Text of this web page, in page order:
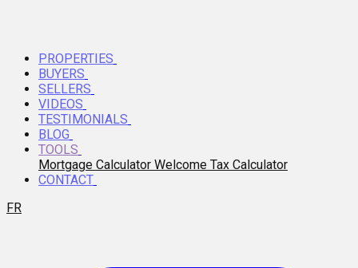
PROPERTIES
BUYERS
SELLERS
VIDEOS
TESTIMONIALS
BLOG
TOOLS
Mortgage Calculator Welcome Tax Calculator
CONTACT
FR